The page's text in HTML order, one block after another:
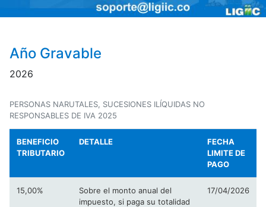
Año Gravable
2026
PERSONAS NARUTALES, SUCESIONES ILÍQUIDAS NO
RESPONSABLES DE IVA 2025
BENEFICIO
TRIBUTARIO
DETALLE
FECHA
LIMITE DE
PAGO
15,00%
Sobre el monto anual del
impuesto, si paga su totalidad
17/04/2026